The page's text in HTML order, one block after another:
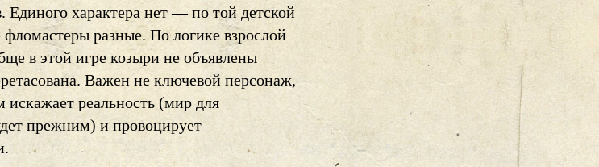
Единого характера нет — по той детской
фломастеры разные. По логике взрослой
в этой игре козыри не объявлены
Важен не ключевой персонаж,
искажает реальность (мир для
прежним) и провоцирует